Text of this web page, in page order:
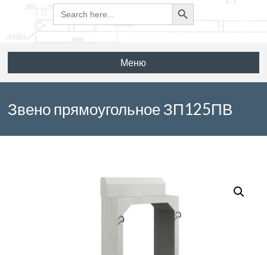
Search
for:
Search
Button
Меню
Звено прямоугольное ЗП125ПВ